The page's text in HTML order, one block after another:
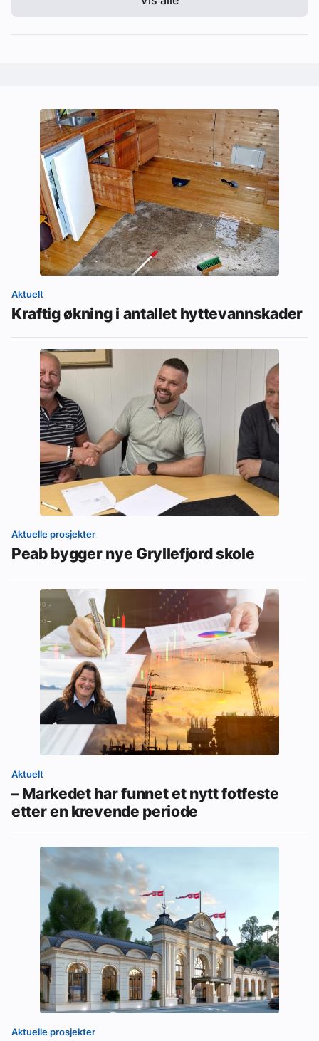
Aktuelt
Kraftig økning i antallet hyttevannskader
Aktuelle prosjekter
Peab bygger nye Gryllefjord skole
Aktuelt
– Markedet har funnet et nytt fotfeste
etter en krevende periode
Aktuelle prosjekter